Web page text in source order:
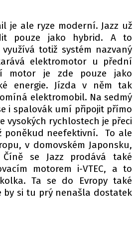
PIT LANE
ČEŠI V AKCI
CEZ & POHÁRY
SCÉNA
NÁS NA|
fotku nebo video?
mail na autoroad.cz
KODEX
je ale ryze moderní. Jazz už
pouze jako hybrid. A to
totiž systém nazvaný
elektromotor u přední
motor je zde pouze jako
energie. Jízda v něm tak
elektromobil. Na sedmý
i spalovák umí připojit přímo
vysokých rychlostech je přeci
poněkud neefektivní. To ale
v domovském Japonsku,
se Jazz prodává také
motorem i-VTEC, a to
Ta se do Evropy také
by si tu prý nenašla dostatek